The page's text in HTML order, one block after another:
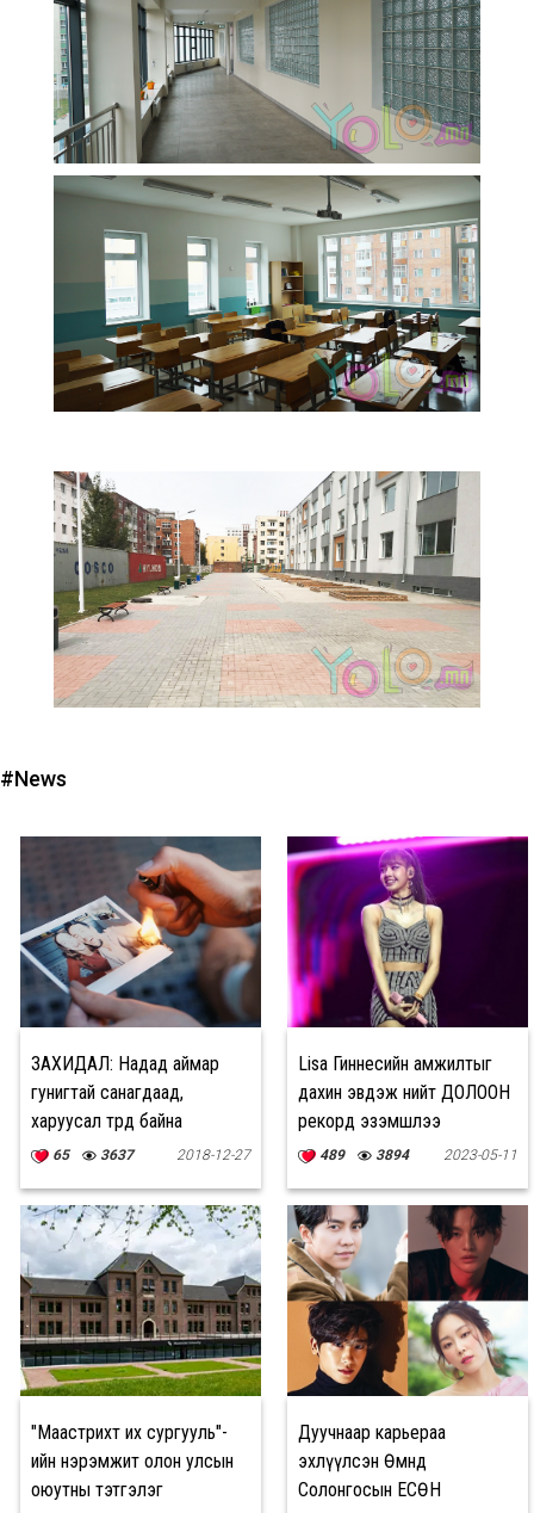
#News
ЗАХИДАЛ: Надад аймар
гунигтай санагдаад,
харуусал төрөөд байна
65 3637 2018-12-27
Lisa Гиннесийн амжилтыг
дахин эвдэж нийт ДОЛООН
рекорд эзэмшлээ
489 3894 2023-05-11
"Маастрихт их сургууль"-
ийн нэрэмжит олон улсын
оюутны тэтгэлэг
Дуучнаар карьераа
эхлүүлсэн Өмнөд
Солонгосын ЕСӨН